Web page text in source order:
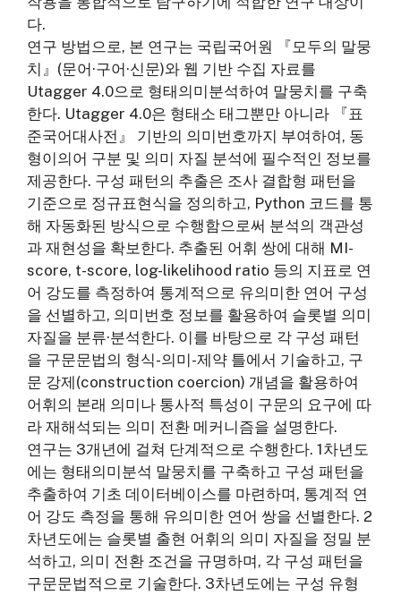
다.
연구 방법으로, 본 연구는 국립국어원 『모두의 말뭉
치』(문어·구어·신문)와 웹 기반 수집 자료를
Utagger 4.0으로 형태의미분석하여 말뭉치를 구축
한다. Utagger 4.0은 형태소 태그뿐만 아니라 『표
준국어대사전』 기반의 의미번호까지 부여하여, 동
형이의어 구분 및 의미 자질 분석에 필수적인 정보를
제공한다. 구성 패턴의 추출은 조사 결합형 패턴을
기준으로 정규표현식을 정의하고, Python 코드를 통
해 자동화된 방식으로 수행함으로써 분석의 객관성
과 재현성을 확보한다. 추출된 어휘 쌍에 대해 MI-
score, t-score, log-likelihood ratio 등의 지표로 연
어 강도를 측정하여 통계적으로 유의미한 연어 구성
을 선별하고, 의미번호 정보를 활용하여 슬롯별 의미
자질을 분류·분석한다. 이를 바탕으로 각 구성 패턴
을 구문문법의 형식-의미-제약 틀에서 기술하고, 구
문 강제(construction coercion) 개념을 활용하여
어휘의 본래 의미나 통사적 특성이 구문의 요구에 따
라 재해석되는 의미 전환 메커니즘을 설명한다.
연구는 3개년에 걸쳐 단계적으로 수행한다. 1차년도
에는 형태의미분석 말뭉치를 구축하고 구성 패턴을
추출하여 기초 데이터베이스를 마련하며, 통계적 연
어 강도 측정을 통해 유의미한 연어 쌍을 선별한다. 2
차년도에는 슬롯별 출현 어휘의 의미 자질을 정밀 분
석하고, 의미 전환 조건을 규명하며, 각 구성 패턴을
구문문법적으로 기술한다. 3차년도에는 구성 유형